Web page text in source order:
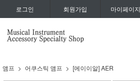
로그인 회원가입 마이페이지
앰프 어쿠스틱 앰프 [에이이알] AER